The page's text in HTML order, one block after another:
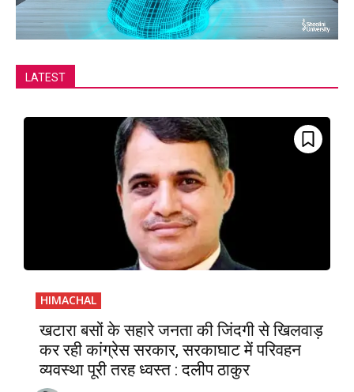
LATEST
HIMACHAL
खटारा बसों के सहारे जनता की जिंदगी से खिलवाड़
कर रही कांग्रेस सरकार, सरकाघाट में परिवहन
व्यवस्था पूरी तरह ध्वस्त : दलीप ठाकुर